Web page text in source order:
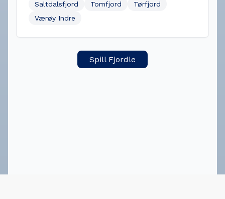
Saltdalsfjord
Tomfjord
Tørfjord
Værøy Indre
Spill Fjordle